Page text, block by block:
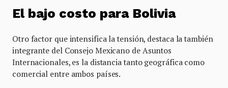
El bajo costo para Bolivia
Otro factor que intensifica la tensión, destaca la también
integrante del Consejo Mexicano de Asuntos
Internacionales, es la distancia tanto geográfica como
comercial entre ambos países.